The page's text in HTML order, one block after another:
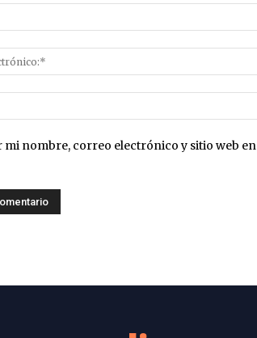
mi nombre, correo electrónico y sitio web